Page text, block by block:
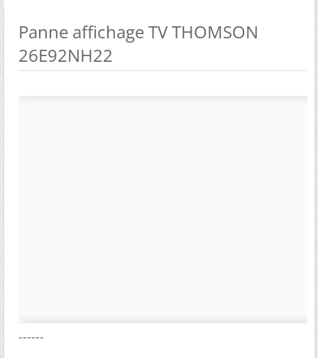
Panne affichage TV THOMSON
26E92NH22
------